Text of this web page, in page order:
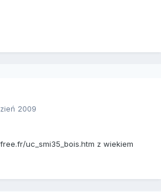
2009
uc_smi35_bois.htm z wiekiem